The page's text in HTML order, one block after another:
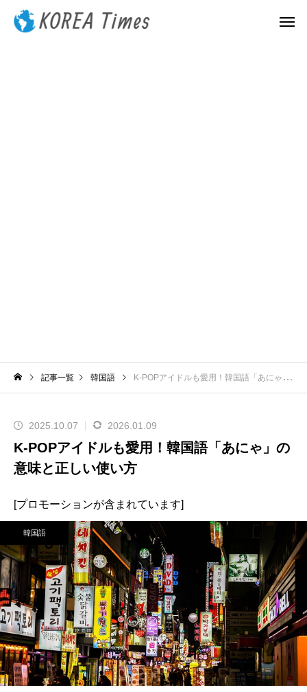
記事一覧 韓国語 K-POPアイドルも愛用！韓国語「あにゃ」の意味と正しい使い方
2025.10.07 2026.01.09
K-POPアイドルも愛用！韓国語「あにゃ」の
意味と正しい使い方
[プロモーションが含まれています]
韓国語